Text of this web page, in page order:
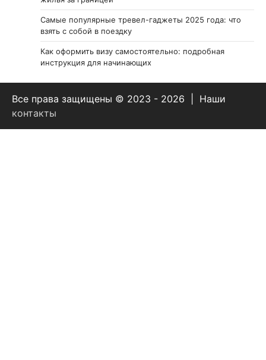
Самые популярные тревел-гаджеты 2025 года: что
взять с собой в поездку
Как оформить визу самостоятельно: подробная
инструкция для начинающих
Все права защищены © 2023 - 2026 | Наши
контакты